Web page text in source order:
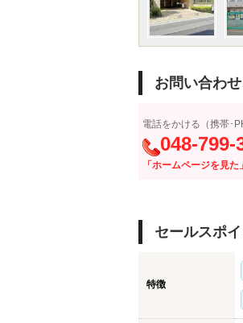
お問い合わ
電話をかける（携帯･
048-799-
「ホームページを見た」
セールスポイ
特徴